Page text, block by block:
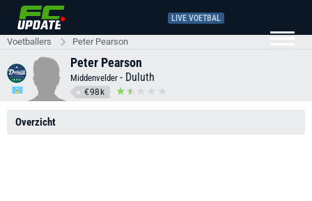
LIVE VOETBAL
Voetballers Peter Pearson
Peter Pearson
Middenvelder - Duluth
€98k
Overzicht